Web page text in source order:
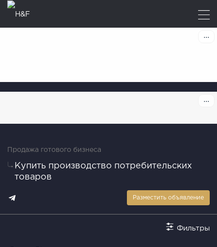
Продажа готового бизнеса
Купить производство потребительских
товаров
Разместить объявление
Фильтры